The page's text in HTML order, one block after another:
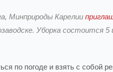
Минприроды Карелии
Уборка состоится
по погоде и взять с собой